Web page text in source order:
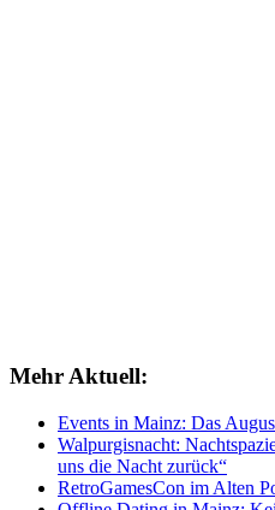
Mehr Aktuell:
Events in Mainz: Das
Walpurgisnacht:
uns die Nacht zurück“
RetroGamesCon im Alten